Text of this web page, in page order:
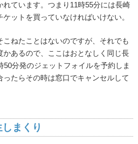
れています。つまり11時55分には長崎
ットを買っていなければいけない。
ねたことはないのですが、それでも
かあるので、ここはおとなしく同じ長
50分発のジェットフォイルを予約しま
ったらその時は窓口でキャンセルして
まくり